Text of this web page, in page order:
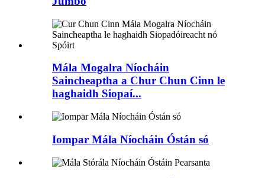
Mála Mogalra Níocháin
Saincheaptha a Chur Chun Cinn le
haghaidh Siopaí...
Iompar Mála Níocháin Óstán só